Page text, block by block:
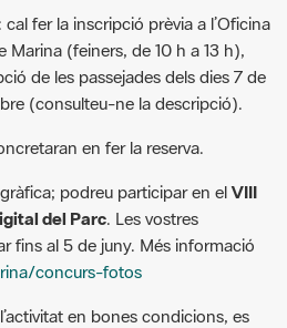
(consulteu-ne la descripció).
en fer la reserva.
podreu participar en elVIII
del Parc . Les vostres
fins al 5 de juny. Més informació
concurs-fotos
en bones condicions, es
de l’organització.
còmoda, aigua i, de manera